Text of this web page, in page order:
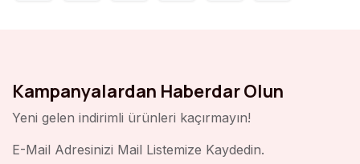
Kampanyalardan Haberdar Olun
Yeni gelen indirimli ürünleri kaçırmayın!
E-Mail Adresinizi Mail Listemize Kaydedin.